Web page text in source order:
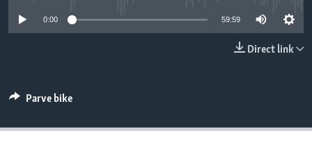
SERNIVÎS
Learning English
FOLLOW US
0:00 59:59
Direct link
Parve bike